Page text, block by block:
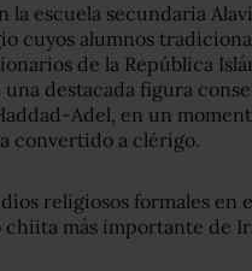
la escuela secundaria
cuyos alumnos
de la República
una destacada figura
Adel, en un
convertido a clérigo.
religiosos formales en
más importante de